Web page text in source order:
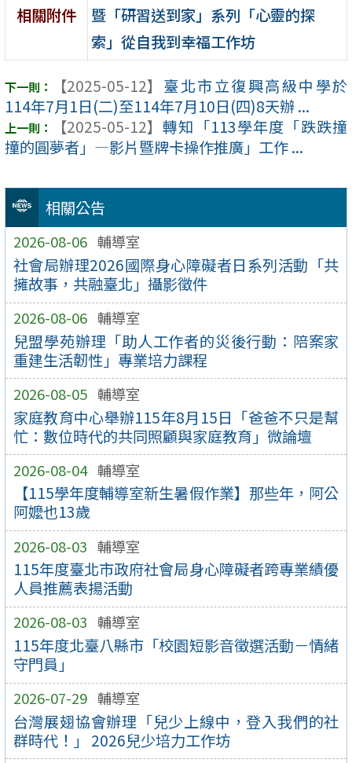
相關公告
2026-08-06 輔導室
社會局辦理2026國際身心障礙者日系列活動「共
擁故事，共融臺北」攝影徵件
2026-08-06 輔導室
兒盟學苑辦理「助人工作者的災後行動：陪案家
重建生活韌性」專業培力課程
2026-08-05 輔導室
家庭教育中心舉辦115年8月15日「爸爸不只是幫
忙：數位時代的共同照顧與家庭教育」微論壇
2026-08-04 輔導室
【115學年度輔導室新生暑假作業】那些年，阿公
阿嬤也13歲
2026-08-03 輔導室
115年度臺北市政府社會局身心障礙者跨專業績優
人員推薦表揚活動
2026-08-03 輔導室
115年度北臺八縣市「校園短影音徵選活動－情緒
守門員」
2026-07-29 輔導室
台灣展翅協會辦理「兒少上線中，登入我們的社
群時代！」 2026兒少培力工作坊
相關附件
暨「研習送到家」系列「心靈的探
索」從自我到幸福工作坊
【2025-05-12】 臺北市立復興高級中學於
114年7月1日(二)至114年7月10日(四)8天辦 ...
【2025-05-12】 轉知「113學年度「跌跌撞
撞的圓夢者」—影片暨牌卡操作推廣」工作 ...